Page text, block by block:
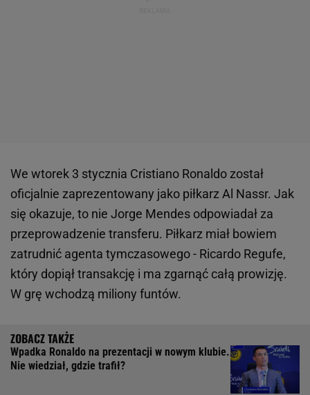
We wtorek 3 stycznia Cristiano Ronaldo został
oficjalnie zaprezentowany jako piłkarz Al Nassr. Jak
się okazuje, to nie Jorge Mendes odpowiadał za
przeprowadzenie transferu. Piłkarz miał bowiem
zatrudnić agenta tymczasowego - Ricardo Regufe,
który dopiął transakcję i ma zgarnąć całą prowizję.
W grę wchodzą miliony funtów.
Wpadka Ronaldo na prezentacji w nowym klubie.
Nie wiedział, gdzie trafił?